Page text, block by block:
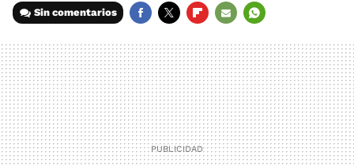
Sin comentarios
MAIL